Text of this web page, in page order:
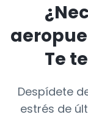
Te
Despídete
estrés de